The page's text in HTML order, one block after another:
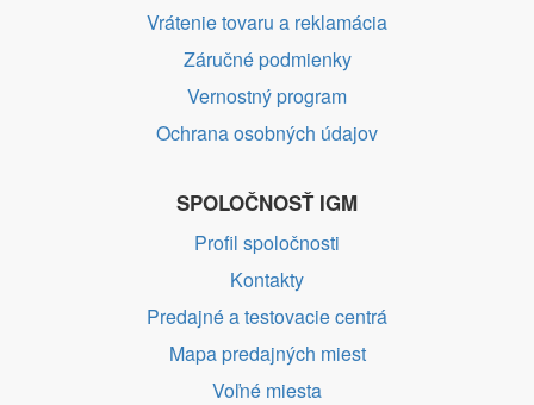
Vrátenie tovaru a reklamácia
Záručné podmienky
Vernostný program
Ochrana osobných údajov
SPOLOČNOSŤ IGM
Profil spoločnosti
Kontakty
Predajné a testovacie centrá
Mapa predajných miest
Voľné miesta